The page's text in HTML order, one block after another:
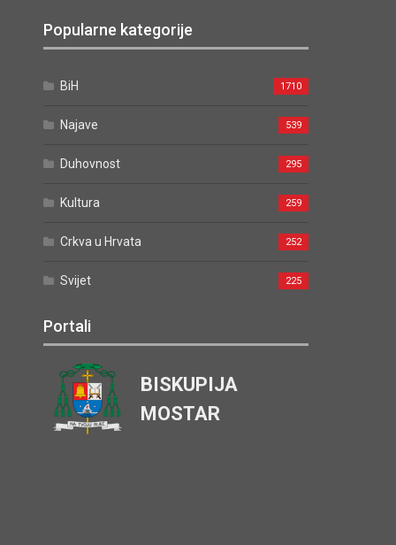
Popularne kategorije
BiH 1710
Najave 539
Duhovnost 295
Kultura 259
Crkva u Hrvata 252
Svijet 225
Portali
BISKUPIJA
MOSTAR